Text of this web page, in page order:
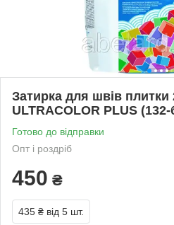
Затирка для швів плитки
ULTRACOLOR PLUS
Готово до відправки
Опт і роздріб
450 ₴
435 ₴ від 5 шт.